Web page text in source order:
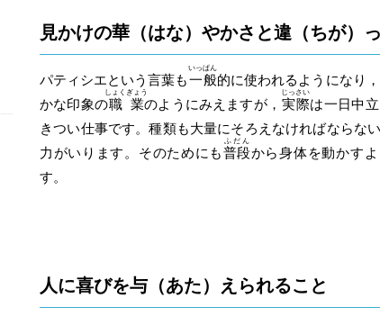
見かけの華（はな）やかさと違（ちが）
パティシエという言葉も一般
いっぱん
的に使われるようになり
かな印象の職業
しょくぎょう
のようにみえますが， 実際
じっさい
は一日中
きつい仕事です。種類も大量にそろえなければならな
力がいります。そのためにも普段
ふだん
から身体を動かす
す。
人に喜びを与（あた）えられること